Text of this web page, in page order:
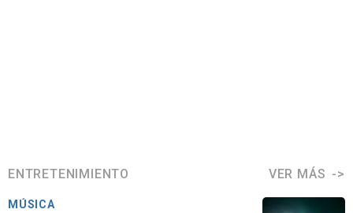
ENTRETENIMIENTO VER MÁS
MÚSICA